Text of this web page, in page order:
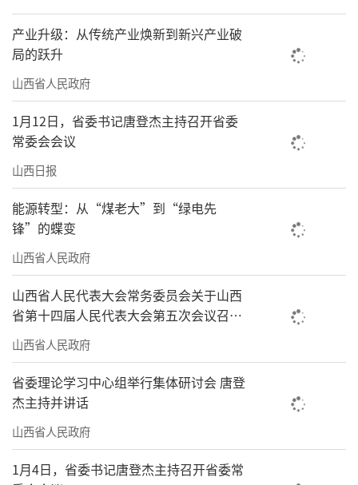
产业升级：从传统产业焕新到新兴产业破
局的跃升
山西省人民政府
1月12日，省委书记唐登杰主持召开省委
常委会会议
山西日报
能源转型：从“煤老大”到“绿电先
锋”的蝶变
山西省人民政府
山西省人民代表大会常务委员会关于山西
省第十四届人民代表大会第五次会议召开
时间的决定
山西省人民政府
省委理论学习中心组举行集体研讨会 唐登
杰主持并讲话
山西省人民政府
1月4日，省委书记唐登杰主持召开省委常